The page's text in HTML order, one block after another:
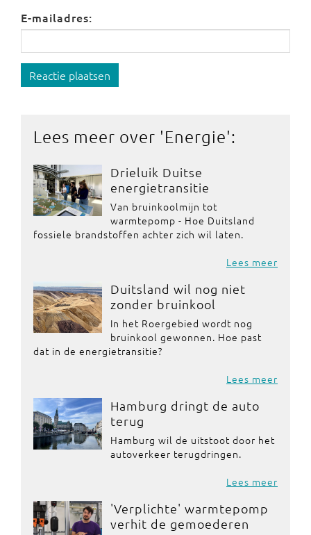
E-mailadres:
Reactie plaatsen
Lees meer over 'Energie':
Drieluik Duitse
energietransitie
Van bruinkoolmijn tot
warmtepomp - Hoe Duitsland
fossiele brandstoffen achter zich wil laten.
Lees meer
Duitsland wil nog niet
zonder bruinkool
In het Roergebied wordt nog
bruinkool gewonnen. Hoe past
dat in de energietransitie?
Lees meer
Hamburg dringt de auto
terug
Hamburg wil de uitstoot door het
autoverkeer terugdringen.
Lees meer
'Verplichte' warmtepomp
verhit de gemoederen